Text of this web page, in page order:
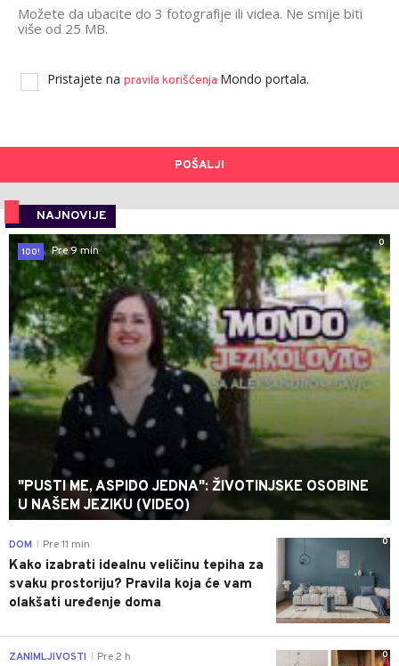
Možete da ubacite do 3 fotografije ili videa. Ne smije biti
više od 25 MB.
Pristajete na pravila korišćenja Mondo portala.
POŠALJI
NAJNOVIJE
0
100!
Pre 9 min
"PUSTI ME, ASPIDO JEDNA": ŽIVOTINJSKE OSOBINE
U NAŠEM JEZIKU (VIDEO)
0
DOM Pre 11 min
Kako izabrati idealnu veličinu tepiha za
svaku prostoriju? Pravila koja će vam
olakšati uređenje doma
0
ZANIMLJIVOSTI Pre 2 h